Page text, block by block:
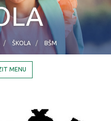
ŠKOLA BŠM
MENU